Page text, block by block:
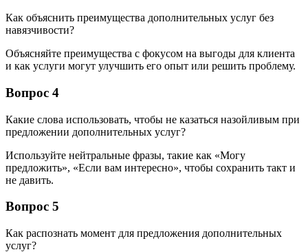
Как объяснить преимущества дополнительных услуг без
навязчивости?
Объясняйте преимущества с фокусом на выгоды для клиента
и как услуги могут улучшить его опыт или решить проблему.
Вопрос 4
Какие слова использовать, чтобы не казаться назойливым при
предложении дополнительных услуг?
Используйте нейтральные фразы, такие как «Могу
предложить», «Если вам интересно», чтобы сохранить такт и
не давить.
Вопрос 5
Как распознать момент для предложения дополнительных
услуг?